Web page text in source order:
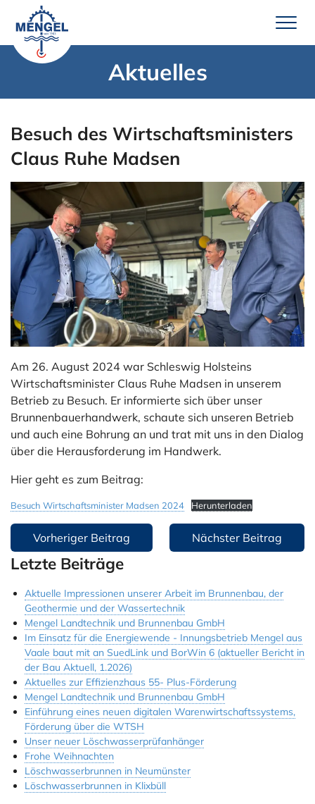
Inhalt
springen
Erdwärme
Wassertechnik
Pumpenservice
Unternehmen
Über uns
Team Mengel
Technik
Jobs & Ausbildung
Referenzen
Kontakt
Instagram
Aktuelles
Besuch des Wirtschaftsministers
Claus Ruhe Madsen
Am 26. August 2024 war Schleswig Holsteins
Wirtschaftsminister Claus Ruhe Madsen in unserem
Betrieb zu Besuch. Er informierte sich über unser
Brunnenbauerhandwerk, schaute sich unseren Betrieb
und auch eine Bohrung an und trat mit uns in den Dialog
über die Herausforderung im Handwerk.
Hier geht es zum Beitrag:
Besuch Wirtschaftsminister Madsen 2024 Herunterladen
Beitragsnavigation
Vorheriger Beitrag Nächster Beitrag
Letzte Beiträge
Aktuelle Impressionen unserer Arbeit im Brunnenbau, der
Geothermie und der Wassertechnik
Mengel Landtechnik und Brunnenbau GmbH
Im Einsatz für die Energiewende - Innungsbetrieb Mengel aus
Vaale baut mit an SuedLink und BorWin 6 (aktueller Bericht in
der Bau Aktuell, 1.2026)
Aktuelles zur Effizienzhaus 55- Plus-Förderung
Mengel Landtechnik und Brunnenbau GmbH
Einführung eines neuen digitalen Warenwirtschaftssystems,
Förderung über die WTSH
Unser neuer Löschwasserprüfanhänger
Frohe Weihnachten
Löschwasserbrunnen in Neumünster
Löschwasserbrunnen in Klixbüll